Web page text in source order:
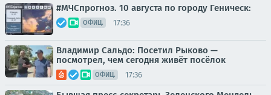
#МЧСпрогноз. 10 августа по городу Геническ:
ОФИЦ. 17:36
Владимир Сальдо: Посетил Рыково —
посмотрел, чем сегодня живёт посёлок
ОФИЦ. 17:36